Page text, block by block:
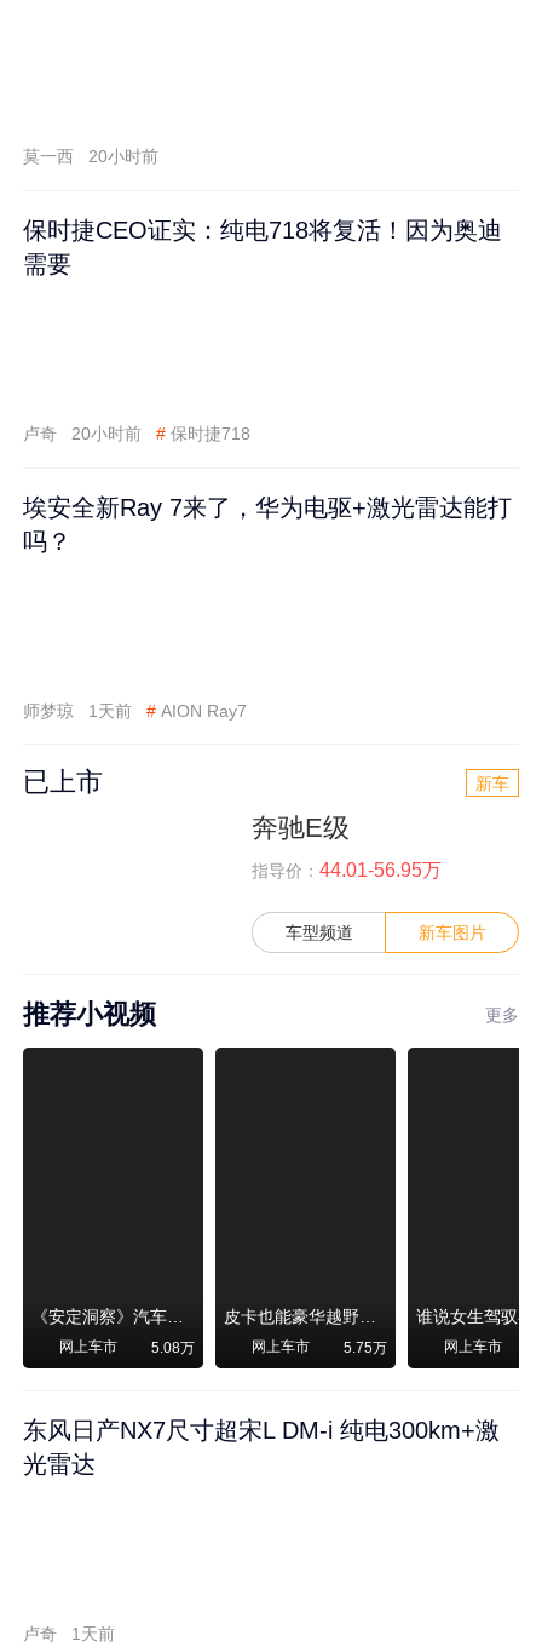
莫一西 20小时前
保时捷CEO证实：纯电718将复活！因为奥迪
需要
卢奇 20小时前 # 保时捷718
埃安全新Ray 7来了，华为电驱+激光雷达能打
吗？
师梦琼 1天前 # AION Ray7
已上市 新车
奔驰E级
指导价： 44.01-56.95万
车型频道 新车图片
推荐小视频 更多
《安定洞察》汽车烧不烧油，和石油安全无关！
网上车市 5.08万
皮卡也能豪华越野！纵横F700上市，限时卖29.99万起
网上车市 5.75万 网上车市
东风日产NX7尺寸超宋L DM-i 纯电300km+激
光雷达
卢奇 1天前